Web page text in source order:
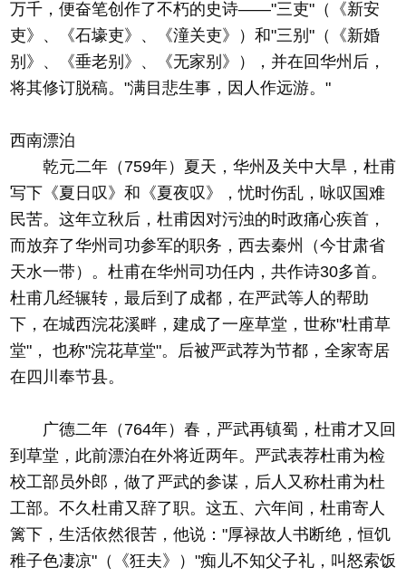
万千，便奋笔创作了不朽的史诗——"三吏"（《新安
吏》、《石壕吏》、《潼关吏》）和"三别"（《新婚
别》、《垂老别》、《无家别》），并在回华州后，
将其修订脱稿。"满目悲生事，因人作远游。"
西南漂泊
乾元二年（759年）夏天，华州及关中大旱，杜甫
写下《夏日叹》和《夏夜叹》，忧时伤乱，咏叹国难
民苦。这年立秋后，杜甫因对污浊的时政痛心疾首，
而放弃了华州司功参军的职务，西去秦州（今甘肃省
天水一带）。杜甫在华州司功任内，共作诗30多首。
杜甫几经辗转，最后到了成都，在严武等人的帮助
下，在城西浣花溪畔，建成了一座草堂，世称"杜甫草
堂"， 也称"浣花草堂"。后被严武荐为节都，全家寄居
在四川奉节县。
广德二年（764年）春，严武再镇蜀，杜甫才又回
到草堂，此前漂泊在外将近两年。严武表荐杜甫为检
校工部员外郎，做了严武的参谋，后人又称杜甫为杜
工部。不久杜甫又辞了职。这五、六年间，杜甫寄人
篱下，生活依然很苦，他说："厚禄故人书断绝，恒饥
稚子色凄凉"（《狂夫》）"痴儿不知父子礼，叫怒索饭